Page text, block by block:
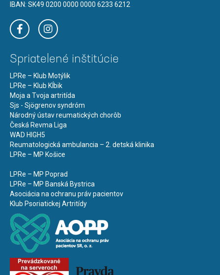
IBAN: SK49 0200 0000 0000 6233 6212
Spriatelené inštitúcie
LPRe – Klub Motýlik
LPRe – Klub Kĺbik
Moja a Tvoja artritída
Sjs - Sjögrenov syndróm
Národný ústav reumatických chorôb
Česká Revma Liga
WAD HIGH5
Reumatologická ambulancia – 2. detská klinika
LPRe – MP Košice
LPRe – MP Poprad
LPRe – MP Banská Bystrica
Asociácia na ochranu práv pacientov
Klub Psoriatickej Artritídy